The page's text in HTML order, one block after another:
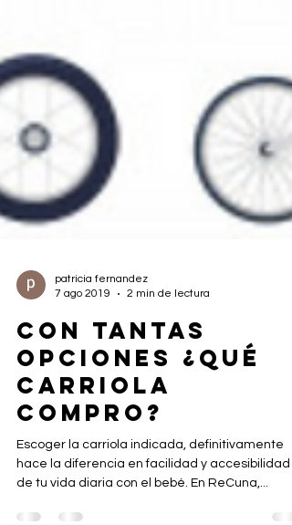
patricia fernandez
7 ago 2019
2 min de lectura
CON TANTAS
OPCIONES ¿QUÉ
CARRIOLA
COMPRO?
hace la diferencia en facilidad y accesibilidad